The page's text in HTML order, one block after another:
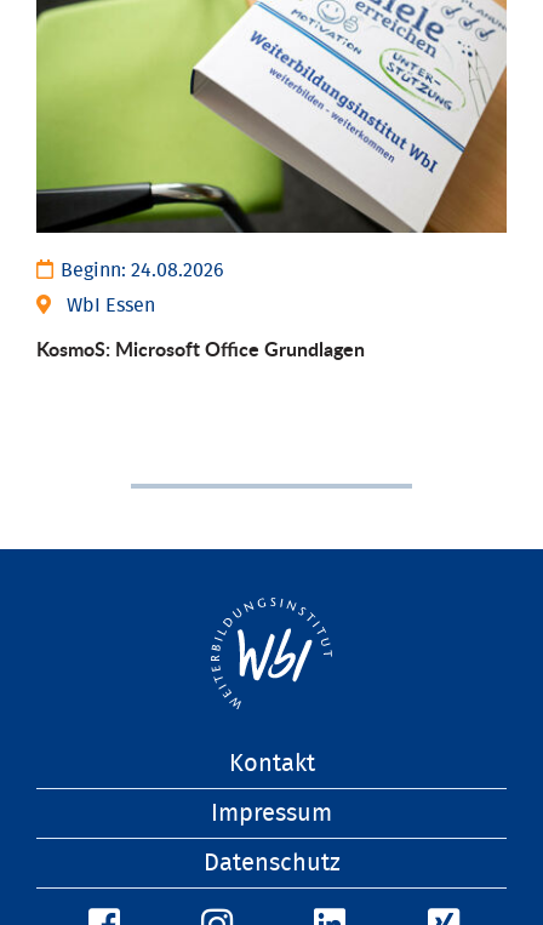
Beginn: 24.08.2026
WbI Essen
KosmoS: Microsoft Office Grund­lagen
Kontakt
Impressum
Datenschutz